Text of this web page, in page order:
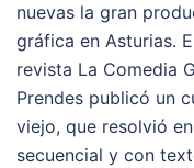
nuevas la gran
gráfica en Asturias.
revista La Comedia
Prendes publicó un
viejo, que resolvió
secuencial y con